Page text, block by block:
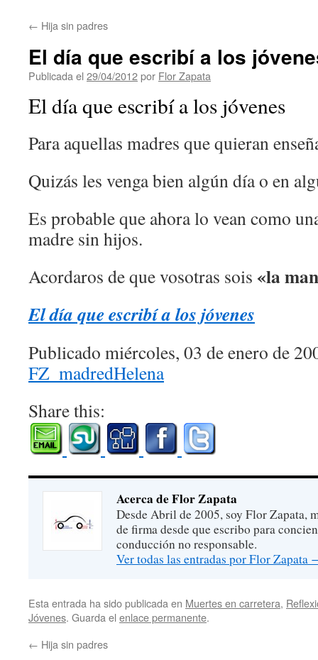
← Hija sin padres
El día que escribí a los
Publicada el 29/04/2012por Flor Zapata
El día que escribí a los jóvenes
Para aquellas madres que quieran
Quizás les venga bien algún día o en
Es probable que ahora lo vean como
madre sin hijos.
Acordaros de que vosotras sois «la
El día que escribí a los jóvenes
Publicado miércoles, 03 de enero de
FZ_madredHelena
Share this:
Acerca de Flor Zapata
Desde Abril de 2005, soy Flor Zapata,
de firma desde que escribo para
conducción no responsable.
Ver todas las entradas por Flor Zapata
Esta entrada ha sido publicada en Muertes en carretera,
Jóvenes. Guarda el enlace permanente.
← Hija sin padres